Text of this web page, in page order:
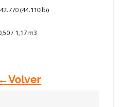
(44.110 lb)
/ 1,17 m3
←Volver